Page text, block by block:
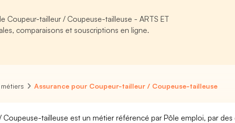
Coupeur-tailleur / Coupeuse-tailleuse - ARTS ET
comparaisons et souscriptions en ligne.
Assurance pour Coupeur-tailleur / Coupeuse-tailleuse
Coupeuse-tailleuse est un métier référencé par Pôle emploi, par des